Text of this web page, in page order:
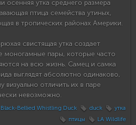
осенняя утка среднего размера
птица семейства утиных,
в тропических районах Америки.
свистящая утка создает
моногамные пары, которые часто
на всю жизнь. Самец и самка
выглядят абсолютно одинаково,
визуально отличить их в паре
невозможно.
Black-Bellied Whistling Duck duck
утка
птицы
LA Wildlife